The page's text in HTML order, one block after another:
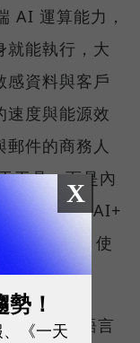
AI 運算能力，
就能執行，大
感資料與客戶
速度與能源效
件的商務人
工具，而是內
14 Flip AI+
構認證，使
鍵功能：
用自然語言
X
！
《一天